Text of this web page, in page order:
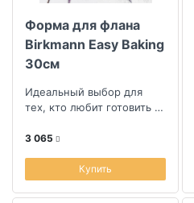
Форма для флана
Birkmann Easy Baking
30см
Идеальный выбор для
тех, кто любит готовить с
3 065
Купить